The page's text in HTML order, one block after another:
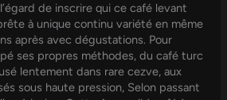
de inscrire qui ce café levant
à unique continu variété en même
après avec dégustations. Pour
ses propres méthodes, du café turc
lentement dans rare cezve, aux
sous haute pression, Selon passant